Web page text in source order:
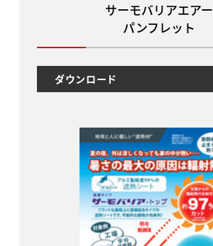
サーモバリアエアー
パンフレット
ダウンロード